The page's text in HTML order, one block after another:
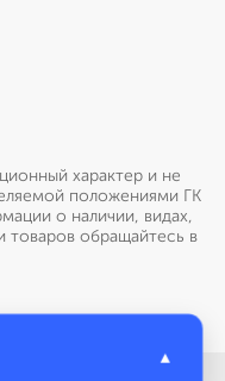
характер и не
положениями ГК
о наличии, видах,
товаров обращайтесь в
▲